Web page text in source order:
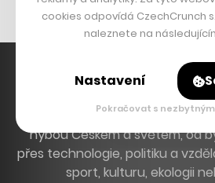
Hlavní zdroj inspirace.
hýbou Českem a světem, od
přes technologie, politiku a
sport, kulturu, ekologii
cookies odpovídá CzechCrunch
naleznete na
Nastavení
Pokračovat s